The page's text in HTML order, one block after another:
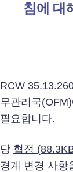
침에 대
RCW
무관리국
필요합니다.
당 협정
경계 변경 사항